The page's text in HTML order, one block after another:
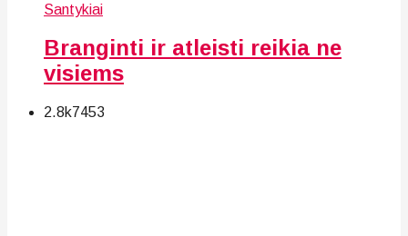
Santykiai
Branginti ir atleisti reikia ne
visiems
2.8k7453